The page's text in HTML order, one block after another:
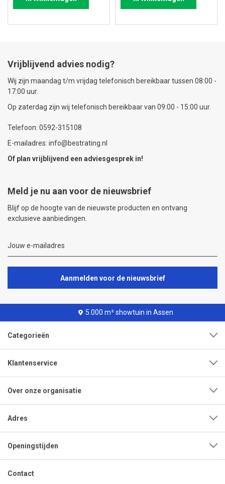
Vrijblijvend advies nodig?
Wij zijn maandag t/m vrijdag telefonisch bereikbaar tussen 08:00 -
17:00 uur.
Op zaterdag zijn wij telefonisch bereikbaar van 09:00 - 15:00 uur.
Telefoon: 0592-315108
E-mailadres: info@bestrating.nl
Of plan vrijblijvend een adviesgesprek in!
Meld je nu aan voor de nieuwsbrief
Blijf op de hoogte van de nieuwste producten en ontvang
exclusieve aanbiedingen.
Aanmelden voor de nieuwsbrief
5.000 m² showtuin in Assen
Categorieën
Klantenservice
Over onze organisatie
Adres
Openingstijden
Contact